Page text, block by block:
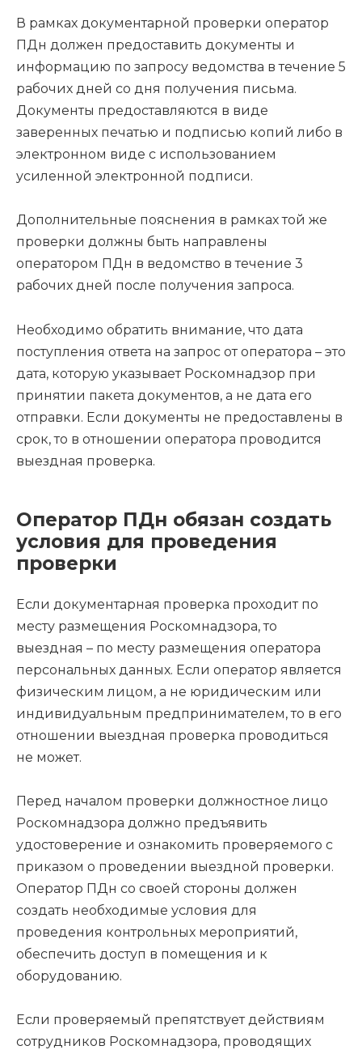
В рамках документарной проверки оператор
ПДн должен предоставить документы и
информацию по запросу ведомства в течение 5
рабочих дней со дня получения письма.
Документы предоставляются в виде
заверенных печатью и подписью копий либо в
электронном виде с использованием
усиленной электронной подписи.
Дополнительные пояснения в рамках той же
проверки должны быть направлены
оператором ПДн в ведомство в течение 3
рабочих дней после получения запроса.
Необходимо обратить внимание, что дата
поступления ответа на запрос от оператора – это
дата, которую указывает Роскомнадзор при
принятии пакета документов, а не дата его
отправки. Если документы не предоставлены в
срок, то в отношении оператора проводится
выездная проверка.
Оператор ПДн обязан создать
условия для проведения
проверки
Если документарная проверка проходит по
месту размещения Роскомнадзора, то
выездная – по месту размещения оператора
персональных данных. Если оператор является
физическим лицом, а не юридическим или
индивидуальным предпринимателем, то в его
отношении выездная проверка проводиться
не может.
Перед началом проверки должностное лицо
Роскомнадзора должно предъявить
удостоверение и ознакомить проверяемого с
приказом о проведении выездной проверки.
Оператор ПДн со своей стороны должен
создать необходимые условия для
проведения контрольных мероприятий,
обеспечить доступ в помещения и к
оборудованию.
Если проверяемый препятствует действиям
сотрудников Роскомнадзора, проводящих